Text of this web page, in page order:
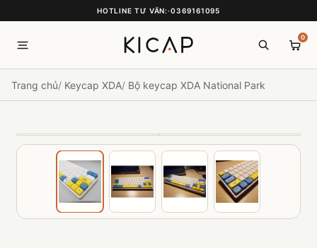
HOTLINE TƯ VẤN:·0369161095
0
Trang chủ Keycap XDA Bộ keycap XDA National Park